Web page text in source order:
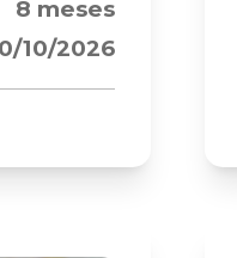
8 meses
10/2026